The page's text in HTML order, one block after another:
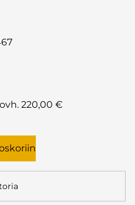
ovh. 220,00 €